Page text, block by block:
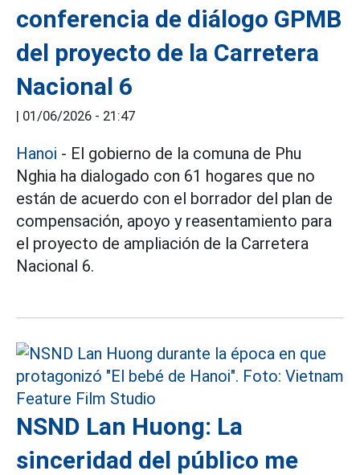
conferencia de diálogo GPMB
del proyecto de la Carretera
Nacional 6
| 01/06/2026 - 21:47
Hanoi - El gobierno de la comuna de Phu
Nghia ha dialogado con 61 hogares que no
están de acuerdo con el borrador del plan de
compensación, apoyo y reasentamiento para
el proyecto de ampliación de la Carretera
Nacional 6.
NSND Lan Huong: La
sinceridad del público me